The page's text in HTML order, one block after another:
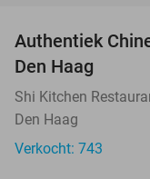
Authentiek
Den Haag
Shi Kitchen
Den Haag
Verkocht: 743